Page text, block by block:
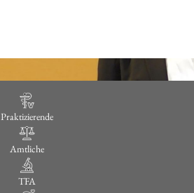
Praktizierende
Amtliche
TFA